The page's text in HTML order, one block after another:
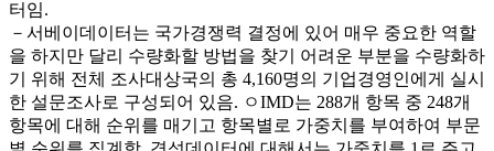
터임.
－서베이데이터는 국가경쟁력 결정에 있어 매우 중요한 역할
을 하지만 달리 수량화할 방법을 찾기 어려운 부분을 수량화하
기 위해 전체 조사대상국의 총 4,160명의 기업경영인에게 실시
한 설문조사로 구성되어 있음. ㅇIMD는 288개 항목 중 248개
항목에 대해 순위를 매기고 항목별로 가중치를 부여하여 부문